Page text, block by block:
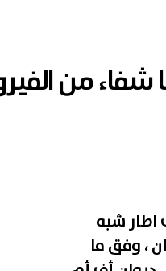
شفاء من
اطار شبه
، وفق ما